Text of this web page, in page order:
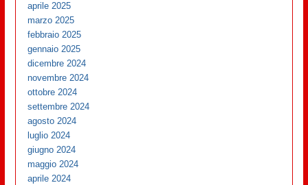
aprile 2025
marzo 2025
febbraio 2025
gennaio 2025
dicembre 2024
novembre 2024
ottobre 2024
settembre 2024
agosto 2024
luglio 2024
giugno 2024
maggio 2024
aprile 2024